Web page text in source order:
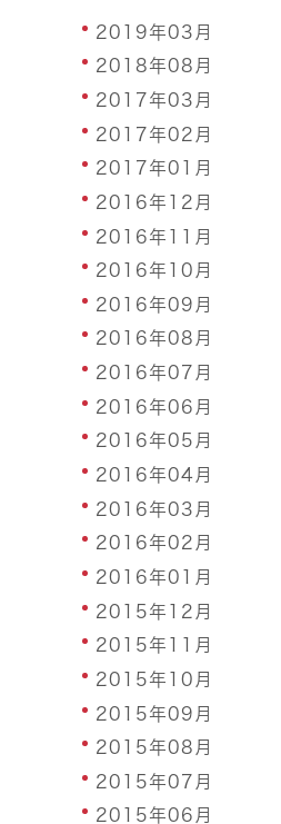
2019年03月
2018年08月
2017年03月
2017年02月
2017年01月
2016年12月
2016年11月
2016年10月
2016年09月
2016年08月
2016年07月
2016年06月
2016年05月
2016年04月
2016年03月
2016年02月
2016年01月
2015年12月
2015年11月
2015年10月
2015年09月
2015年08月
2015年07月
2015年06月